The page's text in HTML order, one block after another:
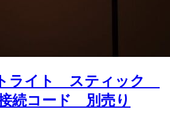
ライト スティック
続コード 別売り